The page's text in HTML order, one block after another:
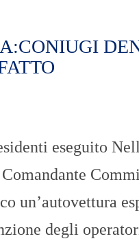
V
E
R
C
I
S
eseguito
un’autovettura
degli